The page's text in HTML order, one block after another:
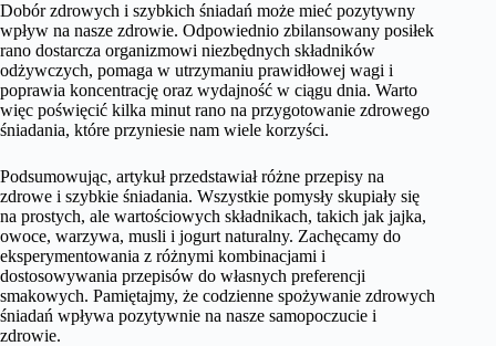
Dobór zdrowych i szybkich śniadań może mieć pozytywny
wpływ na nasze zdrowie. Odpowiednio zbilansowany posiłek
rano dostarcza organizmowi niezbędnych składników
odżywczych, pomaga w utrzymaniu prawidłowej wagi i
poprawia koncentrację oraz wydajność w ciągu dnia. Warto
więc poświęcić kilka minut rano na przygotowanie zdrowego
śniadania, które przyniesie nam wiele korzyści.
Podsumowując, artykuł przedstawiał różne przepisy na
zdrowe i szybkie śniadania. Wszystkie pomysły skupiały się
na prostych, ale wartościowych składnikach, takich jak jajka,
owoce, warzywa, musli i jogurt naturalny. Zachęcamy do
eksperymentowania z różnymi kombinacjami i
dostosowywania przepisów do własnych preferencji
smakowych. Pamiętajmy, że codzienne spożywanie zdrowych
śniadań wpływa pozytywnie na nasze samopoczucie i
zdrowie.